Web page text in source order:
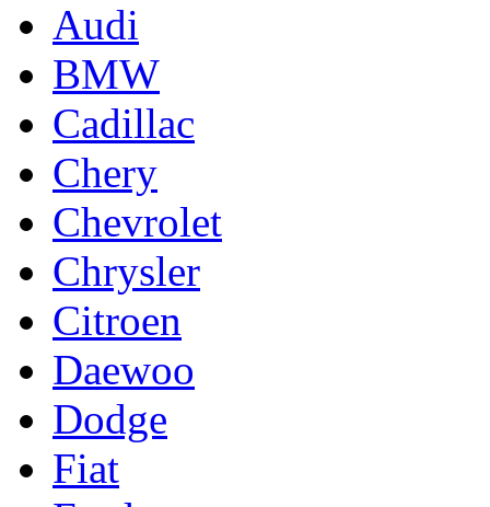
Audi
BMW
Cadillac
Chery
Chevrolet
Chrysler
Citroen
Daewoo
Dodge
Fiat